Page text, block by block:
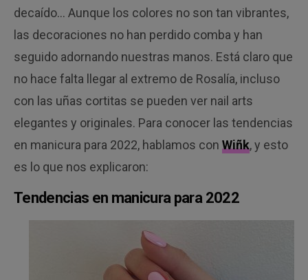
decaído… Aunque los colores no son tan vibrantes,
las decoraciones no han perdido comba y han
seguido adornando nuestras manos. Está claro que
no hace falta llegar al extremo de Rosalía, incluso
con las uñas cortitas se pueden ver nail arts
elegantes y originales. Para conocer las tendencias
en manicura para 2022, hablamos conWiñk, y esto
es lo que nos explicaron:
Tendencias en manicura para 2022